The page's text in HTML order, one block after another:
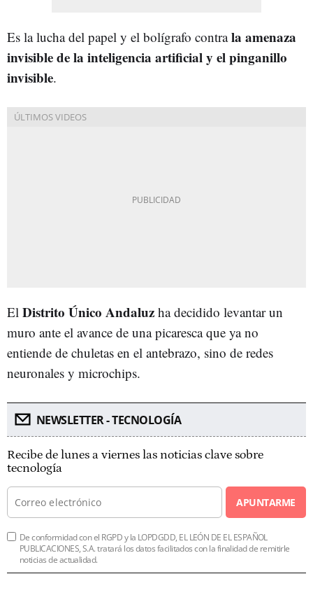
Es la lucha del papel y el bolígrafo contrala amenaza
invisible de la inteligencia artificial y el pinganillo
invisible.
El Distrito Único Andaluz ha decidido levantar un
muro ante el avance de una picaresca que ya no
entiende de chuletas en el antebrazo, sino de redes
neuronales y microchips.
NEWSLETTER - TECNOLOGÍA
Recibe de lunes a viernes las noticias clave sobre
tecnología
APUNTARME
De conformidad con el RGPD y la LOPDGDD, EL LEÓN DE EL ESPAÑOL
PUBLICACIONES, S.A. tratará los datos facilitados con la finalidad de remitirle
noticias de actualidad.